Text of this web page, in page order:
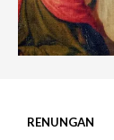
RENUNGAN